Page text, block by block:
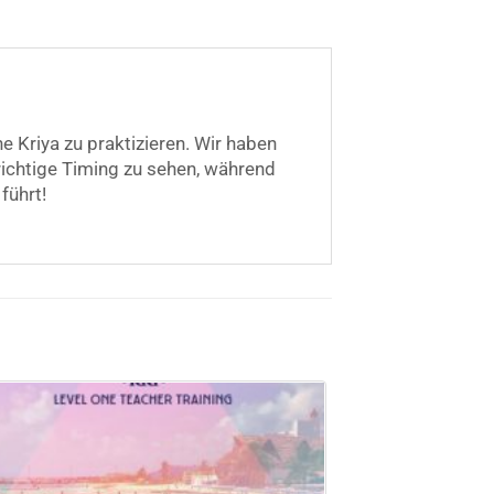
Kriya zu praktizieren. Wir haben
Timing zu sehen, während